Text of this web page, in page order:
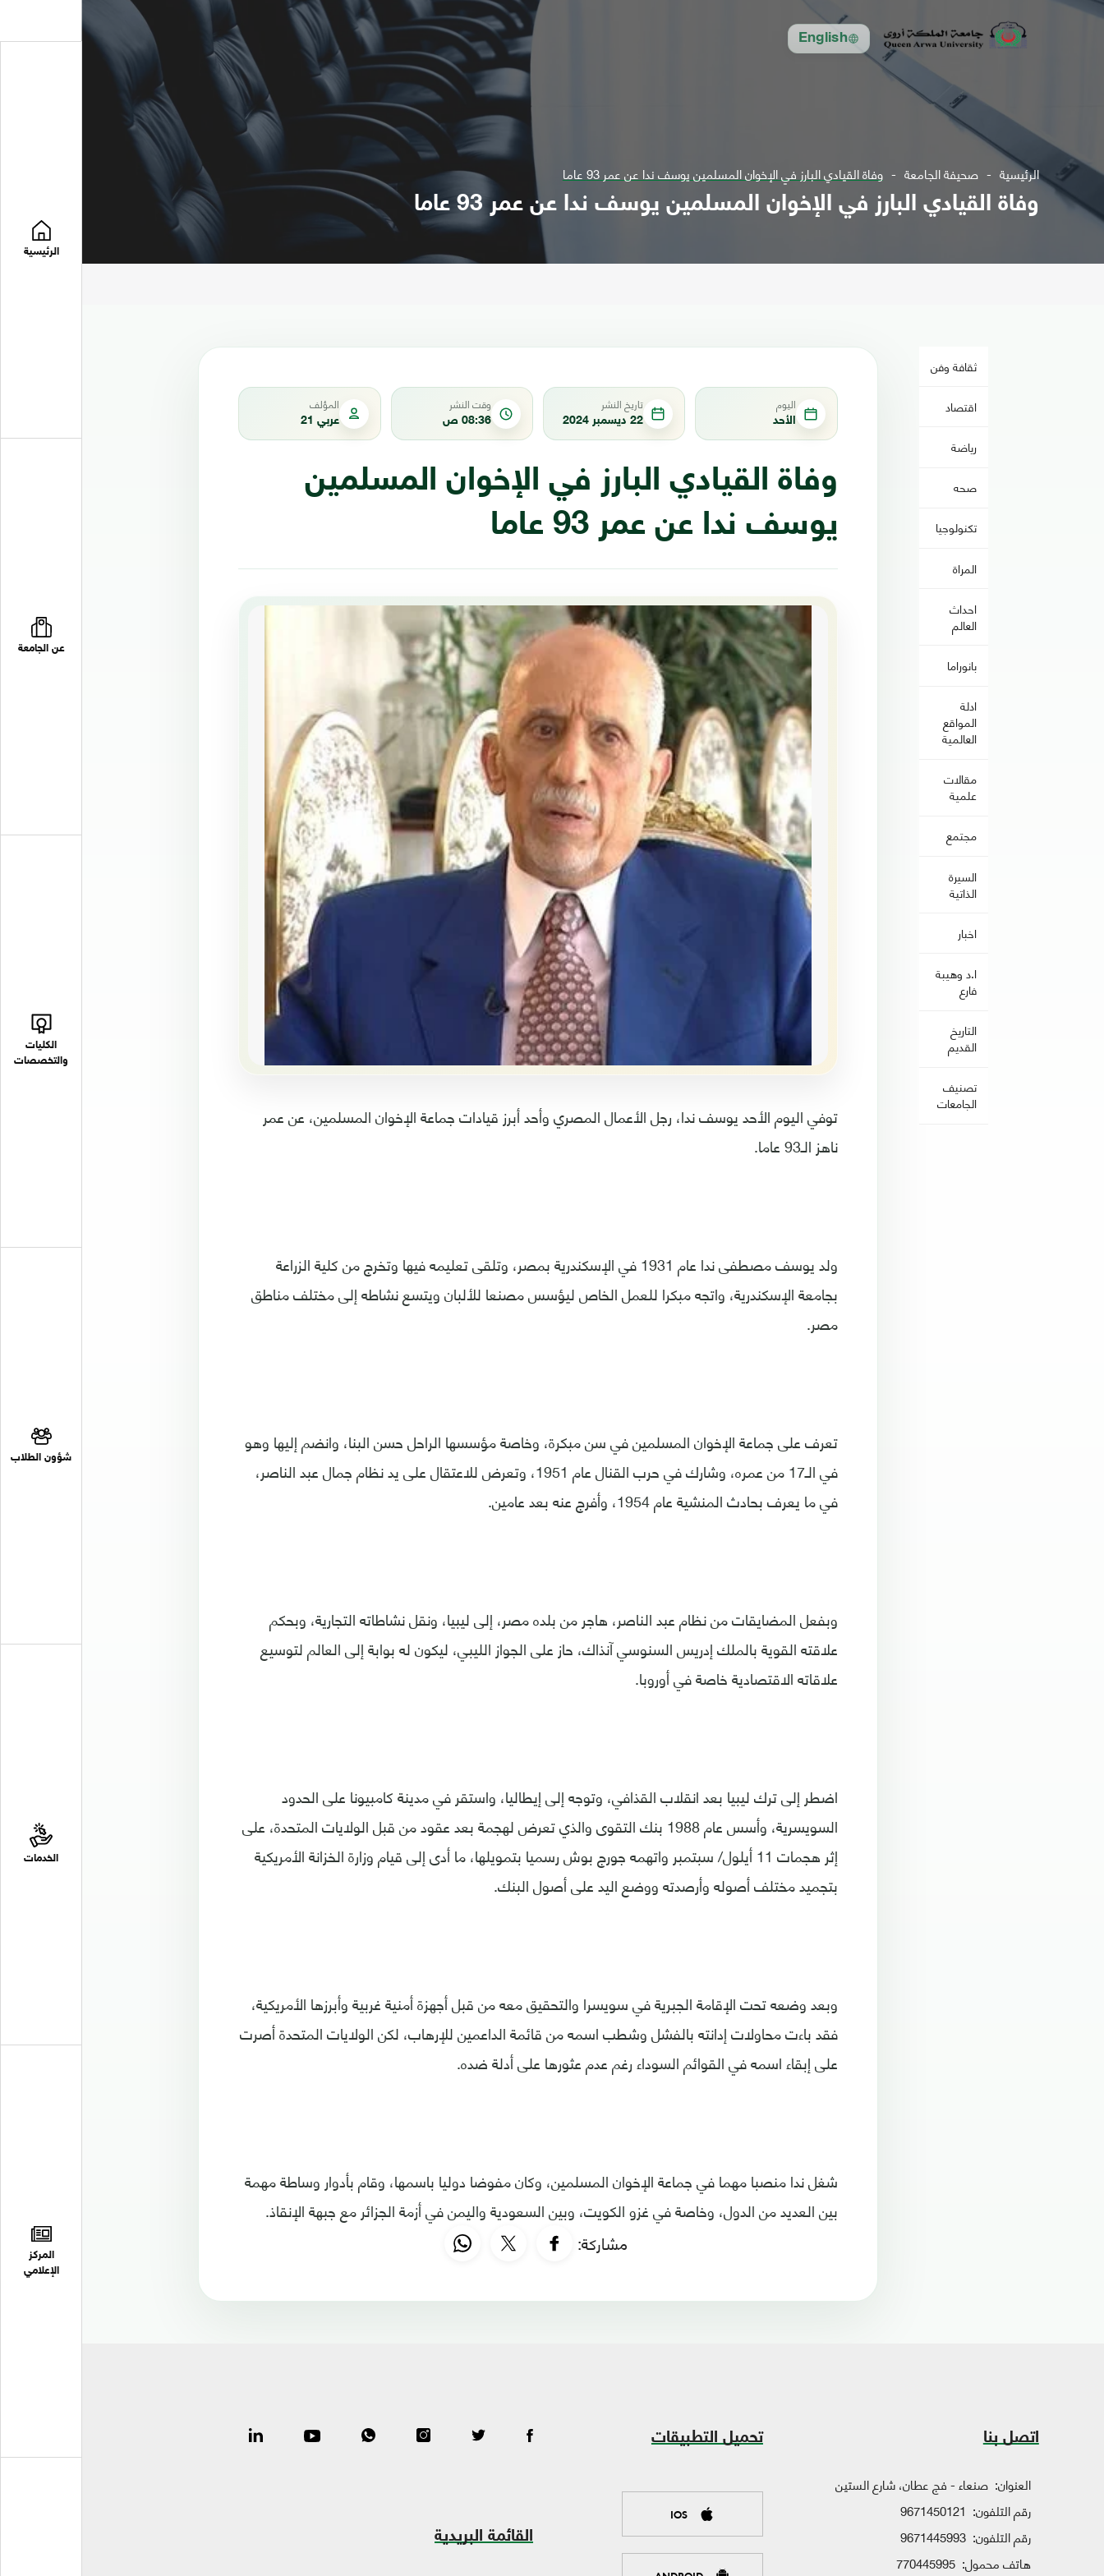
English
الرئيسية
عن الجامعة
الكليات
والتخصصات
شؤون الطلاب
الخدمات
المركز
الإعلامي
الرئيسية صحيفة الجامعة وفاة القيادي البارز في الإخوان المسلمين يوسف ندا عن عمر 93 عاما
وفاة القيادي البارز في الإخوان المسلمين يوسف ندا عن عمر 93 عاما
ثقافة وفن
اقتصاد
رياضة
صحه
تكنولوجيا
المراة
احداث
العالم
بانوراما
ادلة
المواقع
العالمية
مقالات
علمية
مجتمع
السيرة
الذاتية
اخبار
ا.د وهيبة
فارع
التاريخ
القديم
تصنيف
الجامعات
اليوم
الأحد
تاريخ النشر
22 ديسمبر 2024
وقت النشر
08:36 ص
المؤلف
عربي 21
وفاة القيادي البارز في الإخوان المسلمين
يوسف ندا عن عمر 93 عاما
توفي اليوم الأحد يوسف ندا، رجل الأعمال المصري وأحد أبرز قيادات جماعة الإخوان المسلمين، عن عمر
ناهز الـ93 عاما.
ولد يوسف مصطفى ندا عام 1931 في الإسكندرية بمصر، وتلقى تعليمه فيها وتخرج من كلية الزراعة
بجامعة الإسكندرية، واتجه مبكرا للعمل الخاص ليؤسس مصنعا للألبان ويتسع نشاطه إلى مختلف مناطق
مصر.
تعرف على جماعة الإخوان المسلمين في سن مبكرة، وخاصة مؤسسها الراحل حسن البنا، وانضم إليها وهو
في الـ17 من عمره، وشارك في حرب القنال عام 1951، وتعرض للاعتقال على يد نظام جمال عبد الناصر،
في ما يعرف بحادث المنشية عام 1954، وأفرج عنه بعد عامين.
وبفعل المضايقات من نظام عبد الناصر، هاجر من بلده مصر، إلى ليبيا، ونقل نشاطاته التجارية، وبحكم
علاقته القوية بالملك إدريس السنوسي آنذاك، حاز على الجواز الليبي، ليكون له بوابة إلى العالم لتوسيع
علاقاته الاقتصادية خاصة في أوروبا.
اضطر إلى ترك ليبيا بعد انقلاب القذافي، وتوجه إلى إيطاليا، واستقر في مدينة كامبيونا على الحدود
السويسرية، وأسس عام 1988 بنك التقوى والذي تعرض لهجمة بعد عقود من قبل الولايات المتحدة، على
إثر هجمات 11 أيلول/ سبتمبر واتهمه جورج بوش رسميا بتمويلها، ما أدى إلى قيام وزارة الخزانة الأمريكية
بتجميد مختلف أصوله وأرصدته ووضع اليد على أصول البنك.
وبعد وضعه تحت الإقامة الجبرية في سويسرا والتحقيق معه من قبل أجهزة أمنية غربية وأبرزها الأمريكية،
فقد باءت محاولات إدانته بالفشل وشطب اسمه من قائمة الداعمين للإرهاب، لكن الولايات المتحدة أصرت
على إبقاء اسمه في القوائم السوداء رغم عدم عثورها على أدلة ضده.
شغل ندا منصبا مهما في جماعة الإخوان المسلمين، وكان مفوضا دوليا باسمها، وقام بأدوار وساطة مهمة
بين العديد من الدول، وخاصة في غزو الكويت، وبين السعودية واليمن في أزمة الجزائر مع جبهة الإنقاذ.
مشاركة:
اتصل بنا
العنوان: صنعاء - فج عطان، شارع الستين
رقم التلفون: 9671450121
رقم التلفون: 9671445993
هاتف محمول: 770445995
تحميل التطبيقات
IOS
القائمة البريدية